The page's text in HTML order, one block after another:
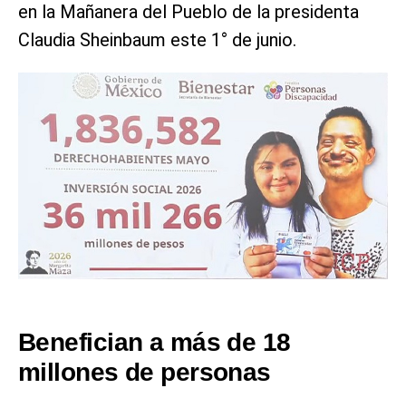
en la Mañanera del Pueblo de la presidenta
Claudia Sheinbaum este 1° de junio.
Benefician a más de 18
millones de personas